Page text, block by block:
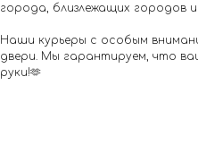
города, близлежащих городов
Наши курьеры с особым
двери. Мы гарантируем, что
руки!🫶